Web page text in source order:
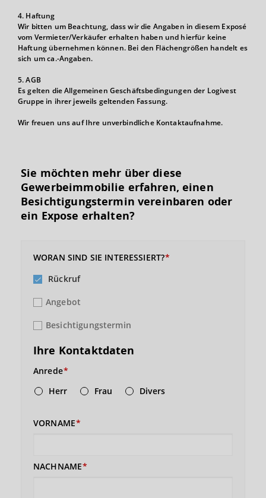
4. Haftung
Wir bitten um Beachtung, dass wir die Angaben in diesem Exposé
vom Vermieter/Verkäufer erhalten haben und hierfür keine
Haftung übernehmen können. Bei den Flächengrößen handelt es
sich um ca.-Angaben.
5. AGB
Es gelten die Allgemeinen Geschäftsbedingungen der Logivest
Gruppe in ihrer jeweils geltenden Fassung.
Wir freuen uns auf Ihre unverbindliche Kontaktaufnahme.
Sie möchten mehr über diese
Gewerbeimmobilie erfahren, einen
Besichtigungs­termin vereinbaren oder
ein Expose erhalten?
WORAN SIND SIE INTERESSIERT?
Rückruf
Angebot
Besichtigungstermin
Ihre Kontaktdaten
Anrede
Herr
Frau Divers
VORNAME
NACHNAME